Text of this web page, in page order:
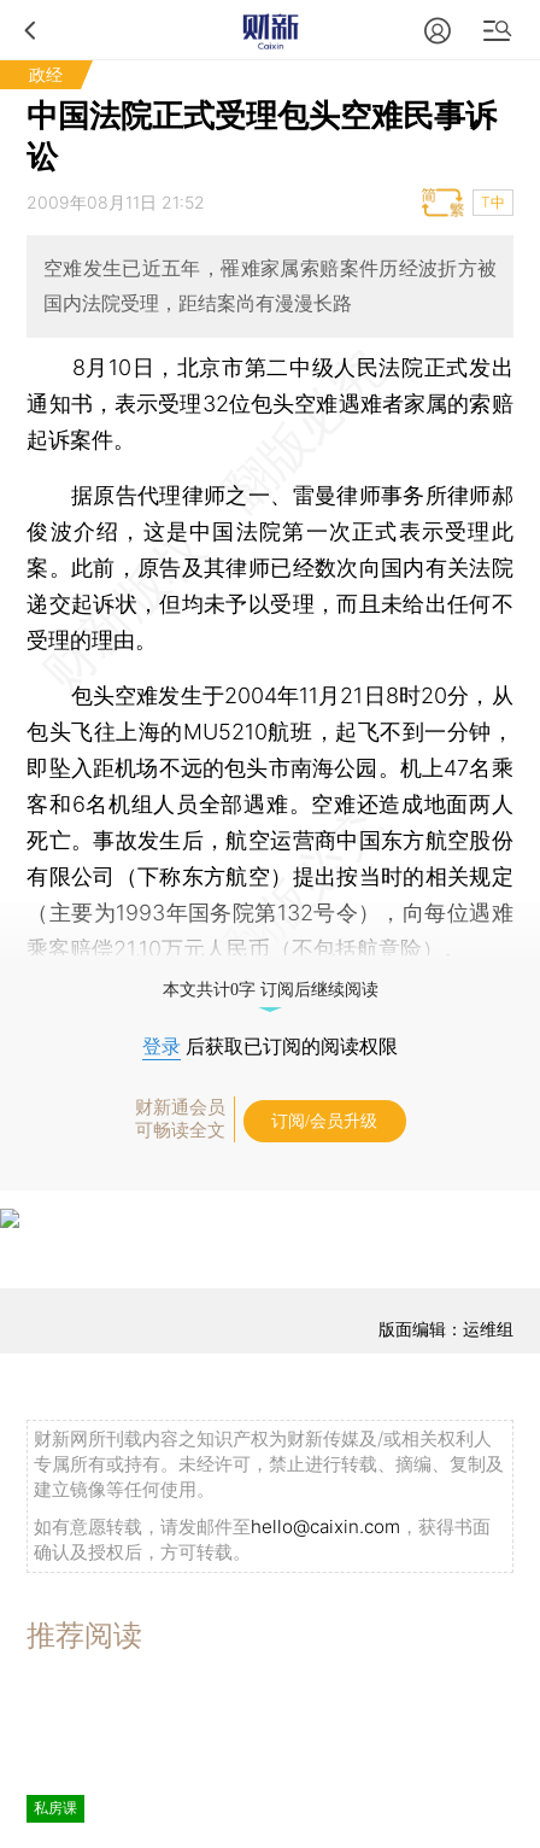
政经
中国法院正式受理包头空难民事诉
讼
2009年08月11日 21:52 T中
空难发生已近五年，罹难家属索赔案件历经波折方被
国内法院受理，距结案尚有漫漫长路
8月10日，北京市第二中级人民法院正式发出
通知书，表示受理32位包头空难遇难者家属的索赔
起诉案件。
据原告代理律师之一、雷曼律师事务所律师郝
俊波介绍，这是中国法院第一次正式表示受理此
案。此前，原告及其律师已经数次向国内有关法院
递交起诉状，但均未予以受理，而且未给出任何不
受理的理由。
包头空难发生于2004年11月21日8时20分，从
包头飞往上海的MU5210航班，起飞不到一分钟，
即坠入距机场不远的包头市南海公园。机上47名乘
客和6名机组人员全部遇难。空难还造成地面两人
死亡。事故发生后，航空运营商中国东方航空股份
有限公司（下称东方航空）提出按当时的相关规定
（主要为1993年国务院第132号令），向每位遇难
乘客赔偿21.10万元人民币（不包括航意险）。
本文共计0字 订阅后继续阅读
登录 后获取已订阅的阅读权限
财新通会员
可畅读全文
订阅/会员升级
版面编辑：运维组
财新网所刊载内容之知识产权为财新传媒及/或相关权利人
专属所有或持有。未经许可，禁止进行转载、摘编、复制及
建立镜像等任何使用。
如有意愿转载，请发邮件至hello@caixin.com ，获得书面
确认及授权后，方可转载。
推荐阅读
私房课